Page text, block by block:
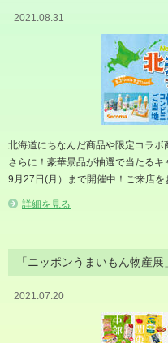
2021.08.31
北海道にちなんだ商品や限定コラボ
さらに！豪華景品が抽選で当たるキ
9月27日(月）まで開催中！ご来店を
詳細を見る
「ニッポンうまいもん物産展
2021.07.20